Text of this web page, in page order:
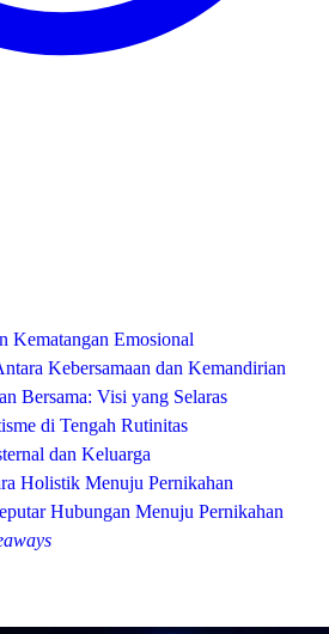
Kematangan Emosional
Kebersamaan dan Kemandirian
Bersama: Visi yang Selaras
di Tengah Rutinitas
dan Keluarga
Holistik Menuju Pernikahan
Hubungan Menuju Pernikahan